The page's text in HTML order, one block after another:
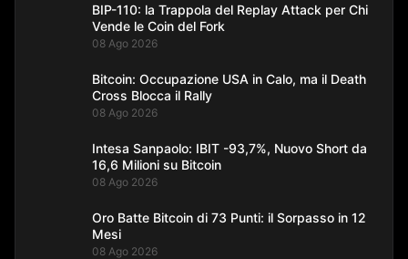
BIP-110: la Trappola del Replay Attack per Chi
Vende le Coin del Fork
08 Ago 2026
Bitcoin: Occupazione USA in Calo, ma il Death
Cross Blocca il Rally
08 Ago 2026
Intesa Sanpaolo: IBIT -93,7%, Nuovo Short da
16,6 Milioni su Bitcoin
08 Ago 2026
Oro Batte Bitcoin di 73 Punti: il Sorpasso in 12
Mesi
08 Ago 2026